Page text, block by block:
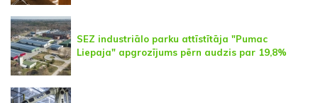
SEZ industriālo parku attīstītāja "Pumac
Liepaja" apgrozījums pērn audzis par 19,8%